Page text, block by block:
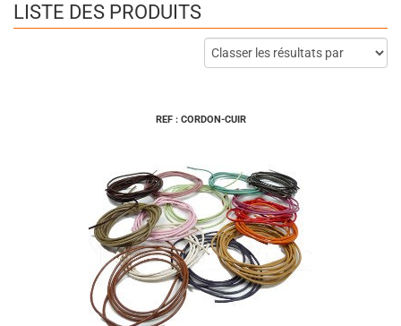
LISTE DES PRODUITS
REF : CORDON-CUIR